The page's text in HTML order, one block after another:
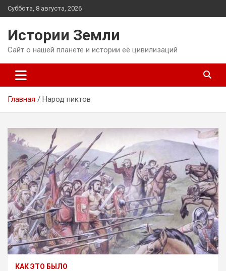
Перейти
к
Суббота, 8 августа, 2026
Истории Земли
Сайт о нашей планете и истории её цивилизаций
Главная Народ пиктов
КАК ЭТО БЫЛО